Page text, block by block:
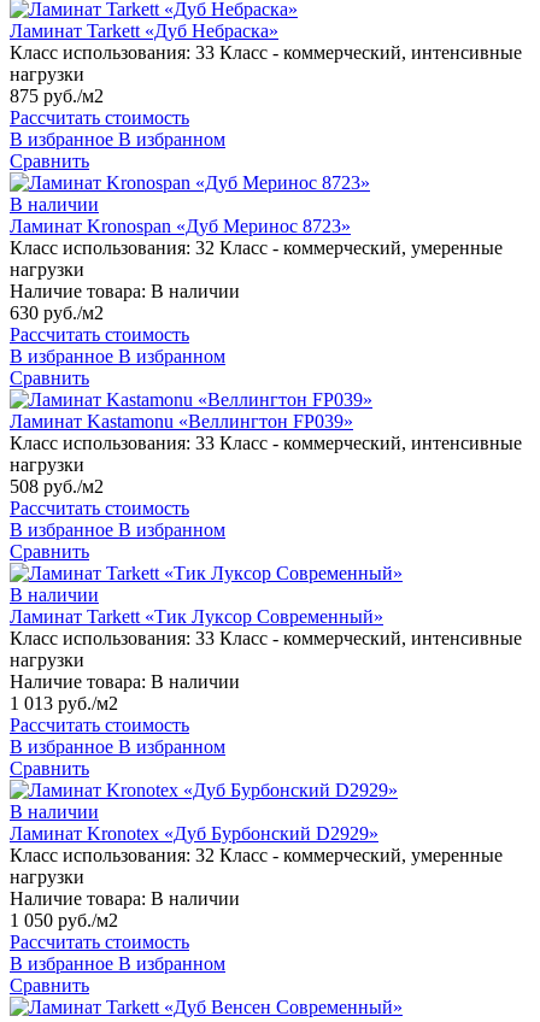
Ламинат Tarkett «Дуб Небраска»
Класс использования: 33 Класс - коммерческий, интенсивные
нагрузки
875 руб./м2
Рассчитать стоимость
В избранное В избранном
Сравнить
В наличии
Ламинат Kronospan «Дуб Меринос 8723»
Класс использования: 32 Класс - коммерческий, умеренные
нагрузки
Наличие товара: В наличии
630 руб./м2
Рассчитать стоимость
В избранное В избранном
Сравнить
Ламинат Kastamonu «Веллингтон FP039»
Класс использования: 33 Класс - коммерческий, интенсивные
нагрузки
508 руб./м2
Рассчитать стоимость
В избранное В избранном
Сравнить
В наличии
Ламинат Tarkett «Тик Луксор Современный»
Класс использования: 33 Класс - коммерческий, интенсивные
нагрузки
Наличие товара: В наличии
1 013 руб./м2
Рассчитать стоимость
В избранное В избранном
Сравнить
В наличии
Ламинат Kronotex «Дуб Бурбонский D2929»
Класс использования: 32 Класс - коммерческий, умеренные
нагрузки
Наличие товара: В наличии
1 050 руб./м2
Рассчитать стоимость
В избранное В избранном
Сравнить